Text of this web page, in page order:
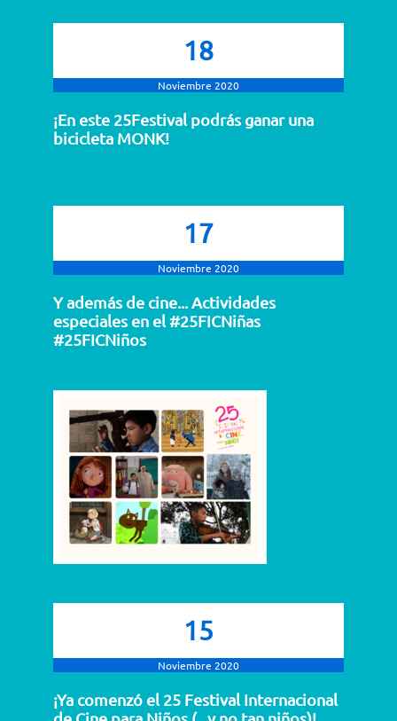
18
Noviembre 2020
¡En este 25Festival podrás ganar una
bicicleta MONK!
17
Noviembre 2020
Y además de cine... Actividades
especiales en el #25FICNiñas
#25FICNiños
15
Noviembre 2020
¡Ya comenzó el 25 Festival Internacional